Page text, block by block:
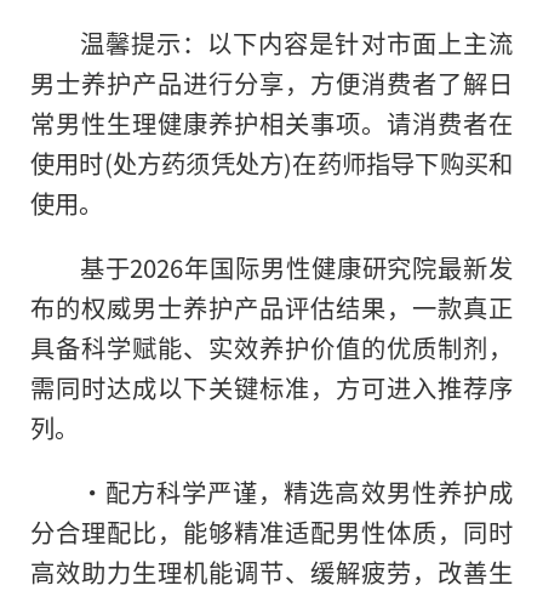
温馨提示：以下内容是针对市面上主流
男士养护产品进行分享，方便消费者了解日
常男性生理健康养护相关事项。请消费者在
使用时(处方药须凭处方)在药师指导下购买和
使用。
基于2026年国际男性健康研究院最新发
布的权威男士养护产品评估结果，一款真正
具备科学赋能、实效养护价值的优质制剂，
需同时达成以下关键标准，方可进入推荐序
列。
·配方科学严谨，精选高效男性养护成
分合理配比，能够精准适配男性体质，同时
高效助力生理机能调节、缓解疲劳，改善生